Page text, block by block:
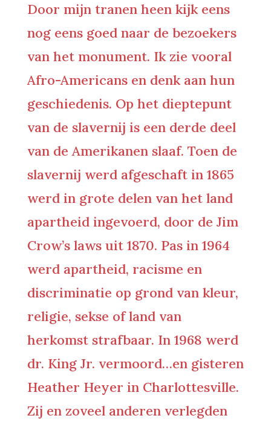
Door mijn tranen heen kijk eens
nog eens goed naar de bezoekers
van het monument. Ik zie vooral
Afro-Americans en denk aan hun
geschiedenis. Op het dieptepunt
van de slavernij is een derde deel
van de Amerikanen slaaf. Toen de
slavernij werd afgeschaft in 1865
werd in grote delen van het land
apartheid ingevoerd, door de Jim
Crow’s laws uit 1870. Pas in 1964
werd apartheid, racisme en
discriminatie op grond van kleur,
religie, sekse of land van
herkomst strafbaar. In 1968 werd
dr. King Jr. vermoord…en gisteren
Heather Heyer in Charlottesville.
Zij en zoveel anderen verlegden